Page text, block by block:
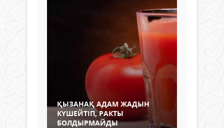
ҚЫЗАНАҚ АДАМ ЖАДЫН
КҮШЕЙТІП, РАКТЫ
БОЛДЫРМАЙДЫ